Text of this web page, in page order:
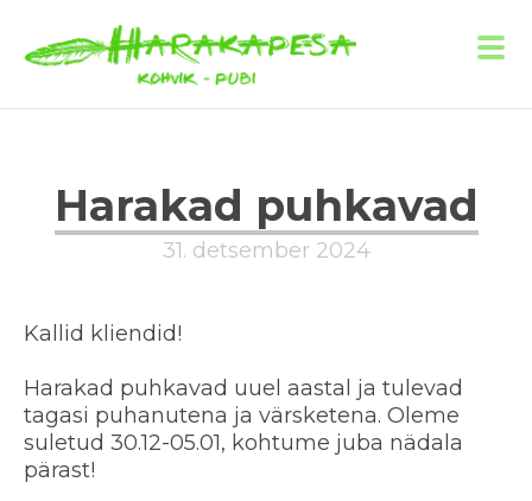
Harakad puhkavad
31. detsember 2024
Kallid kliendid!
Harakad puhkavad uuel aastal ja tulevad
tagasi puhanutena ja värsketena. Oleme
suletud 30.12-05.01, kohtume juba nädala
pärast!